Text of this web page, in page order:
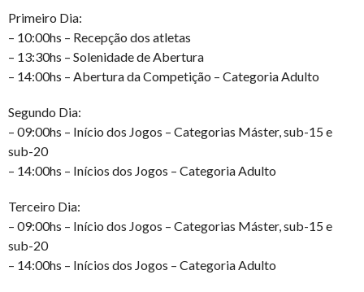
Primeiro Dia:
– 10:00hs – Recepção dos atletas
– 13:30hs – Solenidade de Abertura
– 14:00hs – Abertura da Competição – Categoria Adulto
Segundo Dia:
– 09:00hs – Início dos Jogos – Categorias Máster, sub-15 e
sub-20
– 14:00hs – Inícios dos Jogos – Categoria Adulto
Terceiro Dia:
– 09:00hs – Início dos Jogos – Categorias Máster, sub-15 e
sub-20
– 14:00hs – Inícios dos Jogos – Categoria Adulto